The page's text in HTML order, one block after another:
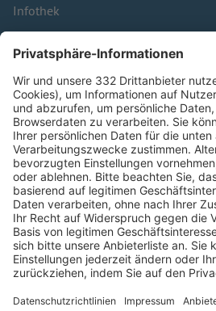
Infothek
Kontakt
HÄUFIG BESUCHTE SEITEN
Pässe und Vereinswechsel
Trainerausbildung
Schulungsangebot Vereinsmitarbeiter
BFV-Geschäftsstellen
Trainerbörse
Login SpielPlus
FOLGE DEM BFV